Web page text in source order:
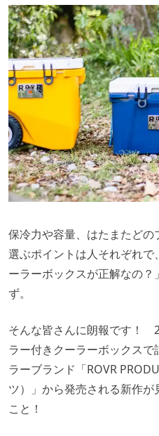
保冷力や容量、はたまたど
選ぶポイントは人それぞれ
ーラーボックスが正解なの
ず。
そんな皆さんに朗報です！
ラー付きクーラーボックス
ラーブランド「ROVR
ツ）」から発売される新作
こと！